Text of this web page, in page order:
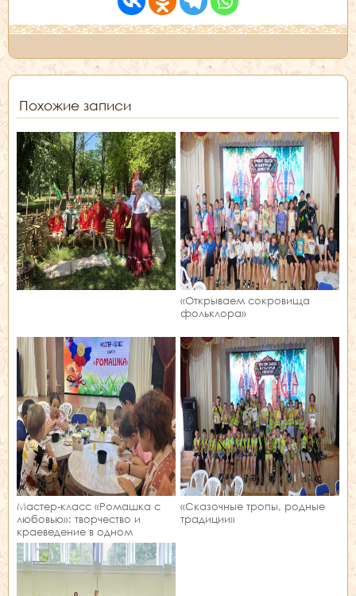
Похожие записи
«Открываем сокровища
фольклора»
Мастер‑класс «Ромашка с
любовью»: творчество и
краеведение в одном
занятии!
«Сказочные тропы, родные
традиции»